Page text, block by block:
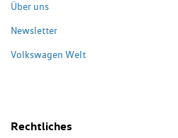
Über uns
Newsletter
Volkswagen Welt
Rechtliches